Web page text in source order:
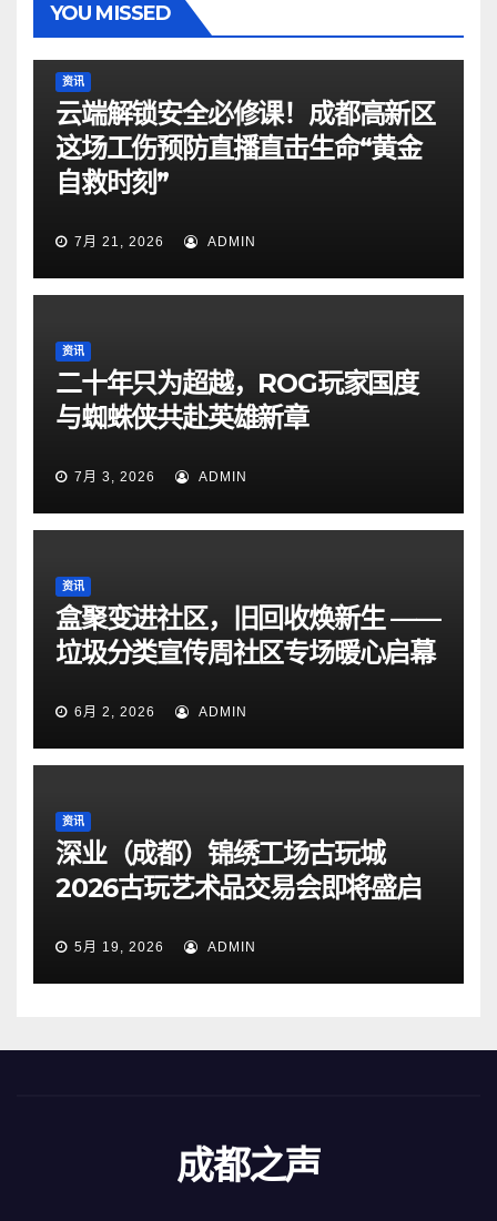
YOU MISSED
资讯
云端解锁安全必修课！成都高新区
这场工伤预防直播直击生命“黄金
自救时刻”
7月 21, 2026 ADMIN
资讯
二十年只为超越，ROG玩家国度
与蜘蛛侠共赴英雄新章
7月 3, 2026 ADMIN
资讯
盒聚变进社区，旧回收焕新生 ——
垃圾分类宣传周社区专场暖心启幕
6月 2, 2026 ADMIN
资讯
深业（成都）锦绣工场古玩城
2026古玩艺术品交易会即将盛启
5月 19, 2026 ADMIN
成都之声